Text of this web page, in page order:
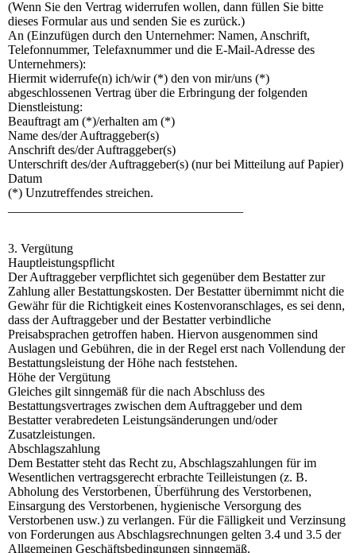
(Wenn Sie den Vertrag widerrufen wollen, dann füllen Sie bitte
dieses Formular aus und senden Sie es zurück.)
An (Einzufügen durch den Unternehmer: Namen, Anschrift,
Telefonnummer, Telefaxnummer und die E-Mail-Adresse des
Unternehmers):
Hiermit widerrufe(n) ich/wir (*) den von mir/uns (*)
abgeschlossenen Vertrag über die Erbringung der folgenden
Dienstleistung:
Beauftragt am (*)/erhalten am (*)
Name des/der Auftraggeber(s)
Anschrift des/der Auftraggeber(s)
Unterschrift des/der Auftraggeber(s) (nur bei Mitteilung auf Papier)
Datum
(*) Unzutreffendes streichen.
3. Vergütung
Hauptleistungspflicht
Der Auftraggeber verpflichtet sich gegenüber dem Bestatter zur
Zahlung aller Bestattungskosten. Der Bestatter übernimmt nicht die
Gewähr für die Richtigkeit eines Kostenvoranschlages, es sei denn,
dass der Auftraggeber und der Bestatter verbindliche
Preisabsprachen getroffen haben. Hiervon ausgenommen sind
Auslagen und Gebühren, die in der Regel erst nach Vollendung der
Bestattungsleistung der Höhe nach feststehen.
Höhe der Vergütung
Gleiches gilt sinngemäß für die nach Abschluss des
Bestattungsvertrages zwischen dem Auftraggeber und dem
Bestatter verabredeten Leistungsänderungen und/oder
Zusatzleistungen.
Abschlagszahlung
Dem Bestatter steht das Recht zu, Abschlagszahlungen für im
Wesentlichen vertragsgerecht erbrachte Teilleistungen (z. B.
Abholung des Verstorbenen, Überführung des Verstorbenen,
Einsargung des Verstorbenen, hygienische Versorgung des
Verstorbenen usw.) zu verlangen. Für die Fälligkeit und Verzinsung
von Forderungen aus Abschlagsrechnungen gelten 3.4 und 3.5 der
Allgemeinen Geschäftsbedingungen sinngemäß.